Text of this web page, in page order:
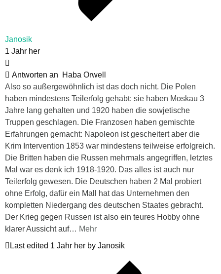
Janosik
1 Jahr her
Antworten an
Haba Orwell
Also so außergewöhnlich ist das doch nicht. Die Polen
haben mindestens Teilerfolg gehabt: sie haben Moskau 3
Jahre lang gehalten und 1920 haben die sowjetische
Truppen geschlagen. Die Franzosen haben gemischte
Erfahrungen gemacht: Napoleon ist gescheitert aber die
Krim Intervention 1853 war mindestens teilweise erfolgreich.
Die Britten haben die Russen mehrmals angegriffen, letztes
Mal war es denk ich 1918-1920. Das alles ist auch nur
Teilerfolg gewesen. Die Deutschen haben 2 Mal probiert
ohne Erfolg, dafür ein Mall hat das Unternehmen den
kompletten Niedergang des deutschen Staates gebracht.
Der Krieg gegen Russen ist also ein teures Hobby ohne
klarer Aussicht auf… Mehr
Last edited 1 Jahr her by Janosik